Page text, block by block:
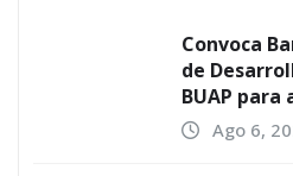
Convoca
de
BUAP
Ago 6,